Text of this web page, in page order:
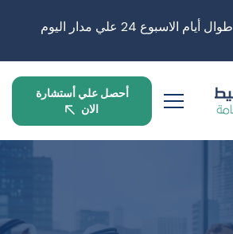
طوال أيام الاسبوع 24 علي مدار اليوم
أحصل علي أستشارة
الان